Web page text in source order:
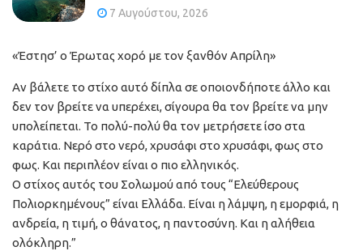
7 Αυγούστου, 2026
«Έστησ’ ο Έρωτας χορό με τον ξανθόν Απρίλη»
Αν βάλετε το στίχο αυτό δίπλα σε οποιονδήποτε άλλο και
δεν τον βρείτε να υπερέχει, σίγουρα θα τον βρείτε να μην
υπολείπεται. Το πολύ-πολύ θα τον μετρήσετε ίσο στα
καράτια. Νερό στο νερό, χρυσάφι στο χρυσάφι, φως στο
φως. Και περιπλέον είναι ο πιο ελληνικός.
Ο στίχος αυτός του Σολωμού από τους “Ελεύθερους
Πολιορκημένους” είναι Ελλάδα. Είναι η λάμψη, η εμορφιά, η
ανδρεία, η τιμή, ο θάνατος, η παντοσύνη. Και η αλήθεια
ολόκληρη.”